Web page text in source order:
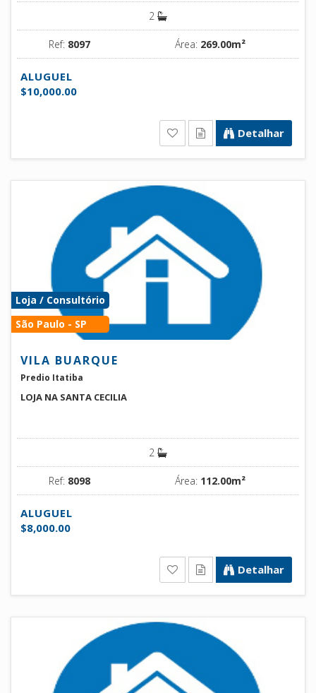
2
Ref: 8097 Área: 269.00m²
ALUGUEL
$10,000.00
Detalhar
Loja / Consultório
São Paulo - SP
VILA BUARQUE
Predio Itatiba
LOJA NA SANTA CECILIA
2
Ref: 8098 Área: 112.00m²
ALUGUEL
$8,000.00
Detalhar